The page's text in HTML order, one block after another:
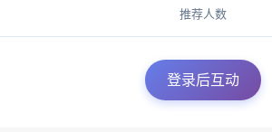
推荐人数
登录后互动